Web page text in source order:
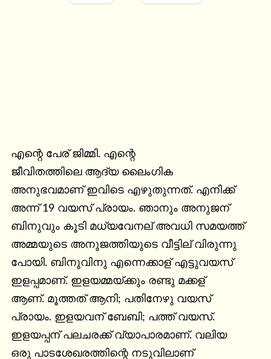
എന്റെ പേര് ജിമ്മി. എന്റെ
ജീവിതത്തിലെ ആദ്യ ലൈംഗിക
അനുഭവമാണ് ഇവിടെ എഴുതുന്നത്. എനിക്ക്
അന്ന് 19 വയസ് പ്രായം. ഞാനും അനുജന്
ബിനുവും കൂടി മധ്യവേനല് അവധി സമയത്ത്
അമ്മയുടെ അനുജത്തിയുടെ വീട്ടില് വിരുന്നു
പോയി. ബിനുവിനു എന്നെക്കാള് എട്ടുവയസ്
ഇളപ്പമാണ്. ഇളയമ്മയ്ക്കും രണ്ടു മക്കള്
ആണ്. മൂത്തത് ആനി; പതിനേഴു വയസ്
പ്രായം. ഇളയവന് ബേബി; പത്ത് വയസ്.
ഇളയപ്പന് പലചരക്ക് വ്യാപാരമാണ്. വലിയ
ഒരു പാടശേഖരത്തിന്റെ നടുവിലാണ്